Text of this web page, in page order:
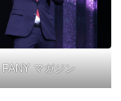
FANY マガジン